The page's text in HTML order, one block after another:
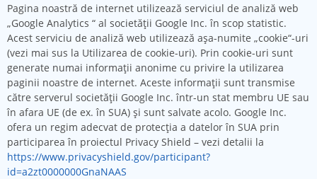
Pagina noastră de internet utilizează serviciul de analiză web
„Google Analytics “ al societăţii Google Inc. în scop statistic.
Acest serviciu de analiză web utilizează aşa-numite „cookie“-uri
(vezi mai sus la Utilizarea de cookie-uri). Prin cookie-uri sunt
generate numai informaţii anonime cu privire la utilizarea
paginii noastre de internet. Aceste informaţii sunt transmise
către serverul societăţii Google Inc. într-un stat membru UE sau
în afara UE (de ex. în SUA) şi sunt salvate acolo. Google Inc.
ofera un regim adecvat de protecția a datelor în SUA prin
participarea în proiectul Privacy Shield – vezi detalii la
https://www.privacyshield.gov/participant?
id=a2zt0000000GnaNAAS